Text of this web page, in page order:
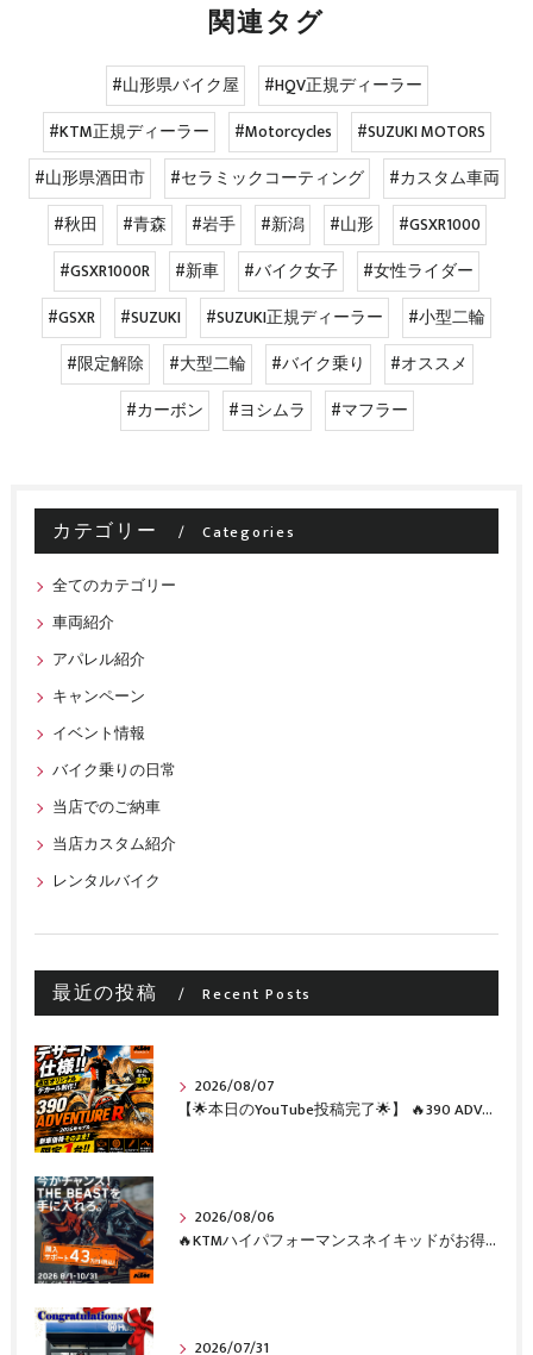
関連タグ
#山形県バイク屋
#HQV正規ディーラー
#KTM正規ディーラー
#Motorcycles
#SUZUKI MOTORS
#山形県酒田市
#セラミックコーティング
#カスタム車両
#秋田
#青森 #岩手 #新潟 #山形
#GSXR1000
#GSXR1000R
#新車 #バイク女子
#女性ライダー
#GSXR
#SUZUKI #SUZUKI正規ディーラー
#小型二輪
#限定解除
#大型二輪 #バイク乗り
#オススメ
#カーボン
#ヨシムラ #マフラー
カテゴリー Categories
全てのカテゴリー
車両紹介
アパレル紹介
キャンペーン
イベント情報
バイク乗りの日常
当店でのご納車
当店カスタム紹介
レンタルバイク
最近の投稿 Recent Posts
2026/08/07
【🌟本日のYouTube投稿完了🌟】 🔥390 ADVENTURE R × KTM山形 オリジナルデカール仕様誕生🔥
2026/08/06
🔥KTMハイパフォーマンスネイキッドがお得に手に入るチャンス🔥
2026/07/31